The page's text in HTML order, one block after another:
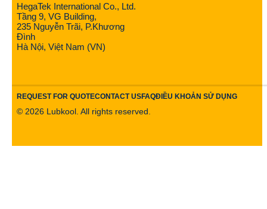
HegaTek International Co., Ltd.
Tầng 9, VG Building,
235 Nguyễn Trãi, P.Khương
Đình
Hà Nội, Việt Nam (VN)
REQUEST FOR QUOTECONTACT USFAQĐIỀU KHOẢN SỬ DỤNG
© 2026 Lubkool. All rights reserved.